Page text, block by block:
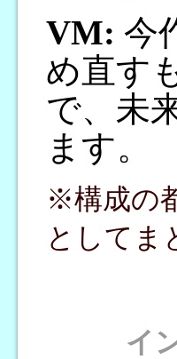
VM: 今
め直す
で、未
ます。
※構成の
としてま
イ